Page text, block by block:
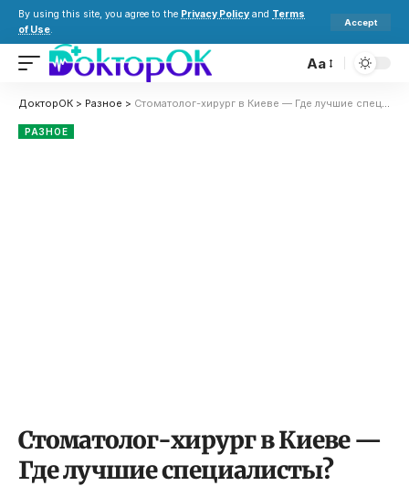
By using this site, you agree to the Privacy Policy and Terms
of Use.
Accept
Aa
ДокторОК > Разное > Стоматолог-хирург в Киеве — Где лучшие специалисты?
РАЗНОЕ
Стоматолог-хирург в Киеве —
Где лучшие специалисты?